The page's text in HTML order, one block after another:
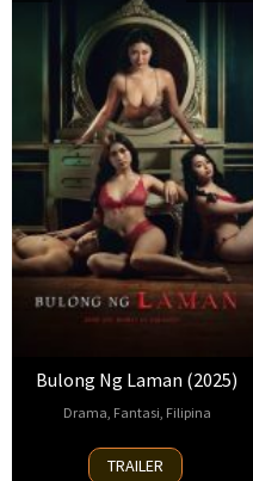
Bulong Ng Laman (2025)
Drama Fantasi Filipina
2
Tootoots
TRAILER